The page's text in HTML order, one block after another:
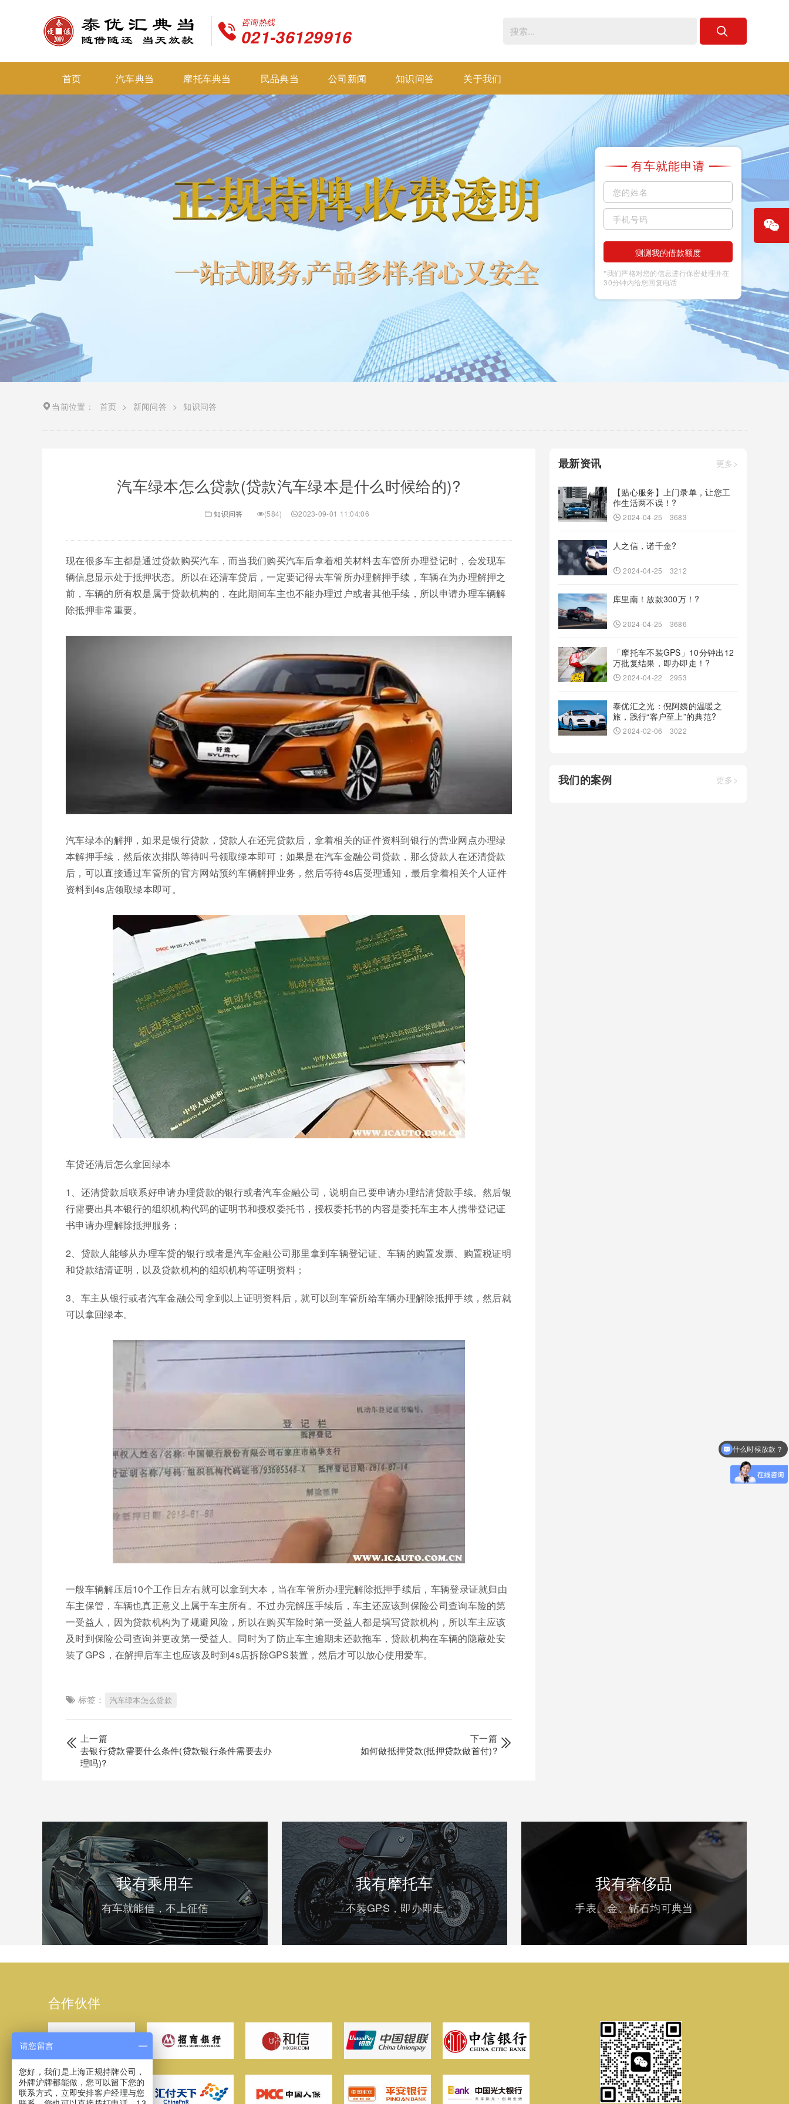
咨询热线
021-36129916
首页 汽车典当 摩托车典当 民品典当 公司新闻 知识问答 关于我们
有车就能申请
测测我的借款额度
*我们严格对您的信息进行保密处理并在
30分钟内给您回复电话
当前位置： 首页 > 新闻问答 > 知识问答
汽车绿本怎么贷款(贷款汽车绿本是什么时候给的)?
知识问答 (584) 2023-09-01 11:04:06
现在很多车主都是通过贷款购买汽车，而当我们购买汽车后拿着相关材料去车管所办理登记时，会发现车
辆信息显示处于抵押状态。所以在还清车贷后，一定要记得去车管所办理解押手续，车辆在为办理解押之
前，车辆的所有权是属于贷款机构的，在此期间车主也不能办理过户或者其他手续，所以申请办理车辆解
除抵押非常重要。
汽车绿本的解押，如果是银行贷款，贷款人在还完贷款后，拿着相关的证件资料到银行的营业网点办理绿
本解押手续，然后依次排队等待叫号领取绿本即可；如果是在汽车金融公司贷款，那么贷款人在还清贷款
后，可以直接通过车管所的官方网站预约车辆解押业务，然后等待4s店受理通知，最后拿着相关个人证件
资料到4s店领取绿本即可。
车贷还清后怎么拿回绿本
1、还清贷款后联系好申请办理贷款的银行或者汽车金融公司，说明自己要申请办理结清贷款手续。然后银
行需要出具本银行的组织机构代码的证明书和授权委托书，授权委托书的内容是委托车主本人携带登记证
书申请办理解除抵押服务；
2、贷款人能够从办理车贷的银行或者是汽车金融公司那里拿到车辆登记证、车辆的购置发票、购置税证明
和贷款结清证明，以及贷款机构的组织机构等证明资料；
3、车主从银行或者汽车金融公司拿到以上证明资料后，就可以到车管所给车辆办理解除抵押手续，然后就
可以拿回绿本。
一般车辆解压后10个工作日左右就可以拿到大本，当在车管所办理完解除抵押手续后，车辆登录证就归由
车主保管，车辆也真正意义上属于车主所有。不过办完解压手续后，车主还应该到保险公司查询车险的第
一受益人，因为贷款机构为了规避风险，所以在购买车险时第一受益人都是填写贷款机构，所以车主应该
及时到保险公司查询并更改第一受益人。同时为了防止车主逾期未还款拖车，贷款机构在车辆的隐蔽处安
装了GPS，在解押后车主也应该及时到4s店拆除GPS装置，然后才可以放心使用爱车。
标签： 汽车绿本怎么贷款
上一篇
去银行贷款需要什么条件(贷款银行条件需要去办
理吗)?
下一篇
如何做抵押贷款(抵押贷款做首付)?
最新资讯 更多>
【贴心服务】上门录单，让您工
作生活两不误！?
2024-04-25 3683
人之信，诺千金?
2024-04-25 3212
库里南！放款300万！?
2024-04-25 3686
「摩托车不装GPS」10分钟出12
万批复结果，即办即走！?
2024-04-22 2953
泰优汇之光：倪阿姨的温暖之
旅，践行“客户至上”的典范?
2024-02-06 3022
我们的案例 更多>
我有乘用车
有车就能借，不上征信
我有摩托车
不装GPS，即办即走
我有奢侈品
手表、金、钻石均可典当
合作伙伴
什么时候放款？
请您留言
您好，我们是上海正规持牌公司，
外牌沪牌都能做，您可以留下您的
联系方式，立即安排客户经理与您